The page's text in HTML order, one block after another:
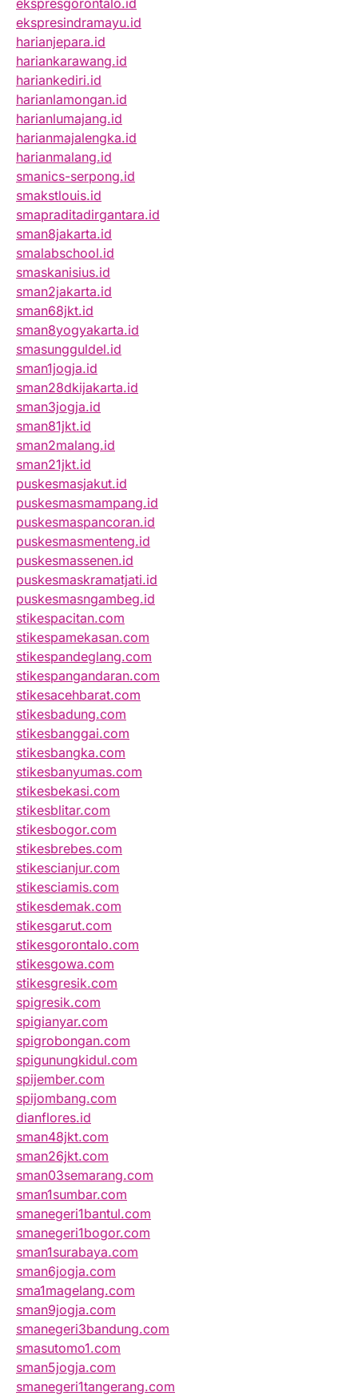
ekspresgorontalo.id
ekspresindramayu.id
harianjepara.id
hariankarawang.id
hariankediri.id
harianlamongan.id
harianlumajang.id
harianmajalengka.id
harianmalang.id
smanics-serpong.id
smakstlouis.id
smapraditadirgantara.id
sman8jakarta.id
smalabschool.id
smaskanisius.id
sman2jakarta.id
sman68jkt.id
sman8yogyakarta.id
smasungguldel.id
sman1jogja.id
sman28dkijakarta.id
sman3jogja.id
sman81jkt.id
sman2malang.id
sman21jkt.id
puskesmasjakut.id
puskesmasmampang.id
puskesmaspancoran.id
puskesmasmenteng.id
puskesmassenen.id
puskesmaskramatjati.id
puskesmasngambeg.id
stikespacitan.com
stikespamekasan.com
stikespandeglang.com
stikespangandaran.com
stikesacehbarat.com
stikesbadung.com
stikesbanggai.com
stikesbangka.com
stikesbanyumas.com
stikesbekasi.com
stikesblitar.com
stikesbogor.com
stikesbrebes.com
stikescianjur.com
stikesciamis.com
stikesdemak.com
stikesgarut.com
stikesgorontalo.com
stikesgowa.com
stikesgresik.com
spigresik.com
spigianyar.com
spigrobongan.com
spigunungkidul.com
spijember.com
spijombang.com
dianflores.id
sman48jkt.com
sman26jkt.com
sman03semarang.com
sman1sumbar.com
smanegeri1bantul.com
smanegeri1bogor.com
sman1surabaya.com
sman6jogja.com
sma1magelang.com
sman9jogja.com
smanegeri3bandung.com
smasutomo1.com
sman5jogja.com
smanegeri1tangerang.com